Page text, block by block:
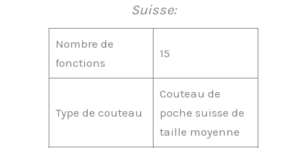
Suisse:
Nombre de
fonctions
15
Type de couteau
Couteau de
poche suisse de
taille moyenne